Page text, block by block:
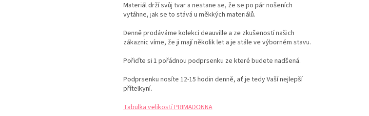
Materiál drží svůj tvar a nestane se, že se po pár nošeních
vytáhne, jak se to stává u měkkých materiálů.
Denně prodáváme kolekci deauville a ze zkušeností našich
zákaznic víme, že ji mají několik let a je stále ve výborném stavu.
Pořiďte si 1 pořádnou podprsenku ze které budete nadšená.
Podprsenku nosíte 12-15 hodin denně, ať je tedy Vaší nejlepší
přítelkyní.
Tabulka velikostí PRIMADONNA